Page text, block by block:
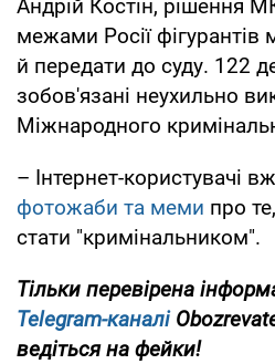
Андрій Костін, рішення
межами Росії
й передати до суду. 122
зобов'язані неухильно
Міжнародного
– Інтернет-користувачі
фотожаби та меми про
стати "кримінальником".
Тільки перевірена
Telegram-каналі
ведіться на фейки!